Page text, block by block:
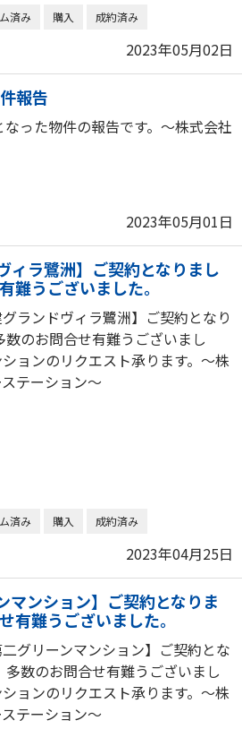
済み 購入 成約済み
2023年05月02日
報告
った物件の報告です。～株式会社
2023年05月01日
ィラ鷺洲】ご契約となりまし
難うございました。
グランドヴィラ鷺洲】ご契約となり
数のお問合せ有難うございまし
ョンのリクエスト承ります。～株
テーション～
済み 購入 成約済み
2023年04月25日
マンション】ご契約となりま
有難うございました。
二グリーンマンション】ご契約とな
多数のお問合せ有難うございまし
ョンのリクエスト承ります。～株
テーション～